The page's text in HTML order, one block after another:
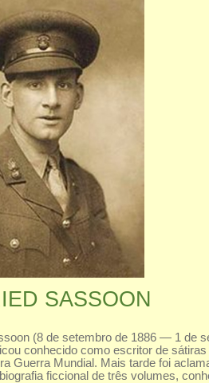
SASSOON
(8 de setembro de 1886 — 1 de
conhecido como escritor de
Guerra Mundial. Mais tarde foi
ficcional de três volumes,